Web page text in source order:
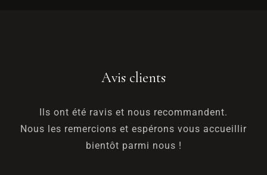
Avis clients
Ils ont été ravis et nous recommandent.
Nous les remercions et espérons vous accueillir
bientôt parmi nous !